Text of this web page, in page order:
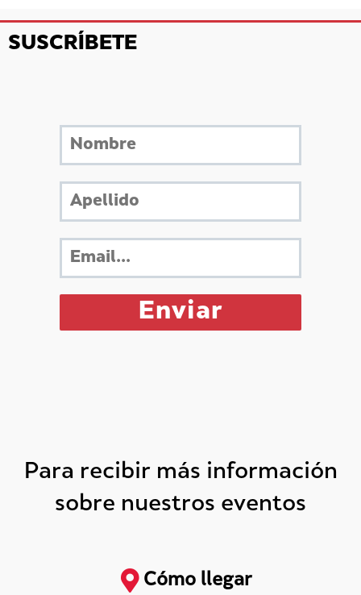
SUSCRÍBETE
Para recibir más información
sobre nuestros eventos
Cómo llegar